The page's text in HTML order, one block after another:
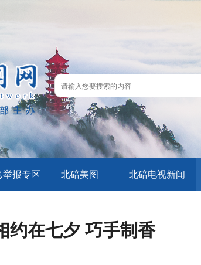
举报专区 北碚美图 北碚电视新闻
约在七夕 巧手制香